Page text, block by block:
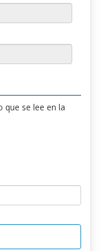
que se lee en la